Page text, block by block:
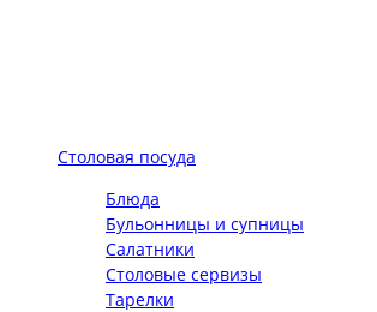
Столовая посуда
Блюда
Бульонницы и супницы
Салатники
Столовые сервизы
Тарелки